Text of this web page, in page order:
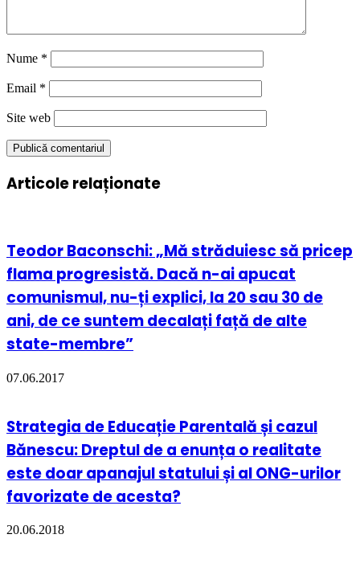
Nume *
Email *
Site web
Articole relaționate
Teodor Baconschi: „Mă străduiesc să pricep
flama progresistă. Dacă n-ai apucat
comunismul, nu-ți explici, la 20 sau 30 de
ani, de ce suntem decalați față de alte
state-membre”
07.06.2017
Strategia de Educație Parentală și cazul
Bănescu: Dreptul de a enunța o realitate
este doar apanajul statului și al ONG-urilor
favorizate de acesta?
20.06.2018